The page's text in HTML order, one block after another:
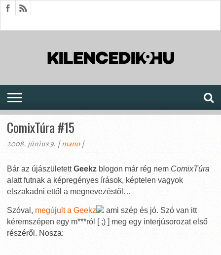
ComixTúra #15
2008. június 9. |mano|
Bár az újászületettGeekz blogon már rég nem ComixTúra
alatt futnak a képregényes írások, képtelen vagyok
elszakadni ettől a megnevezéstől…
Szóval, megújult a Geekz
ami szép és jó. Szó van itt
kéremszépen egy m***ról [ ;) ] meg egy interjúsorozat első
részéről. Nosza: